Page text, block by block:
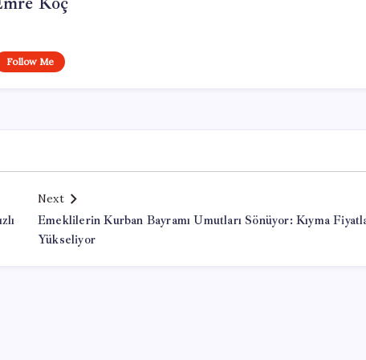
Follow Me
Next
Emeklilerin Kurban Bayramı Umutları Sönüyor: Kıyma
Yükseliyor